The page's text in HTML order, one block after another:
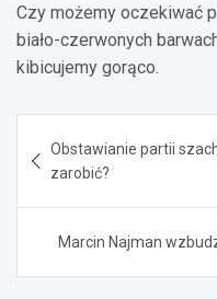
Czy możemy oczekiwać
biało-czerwonych
kibicujemy gorąco.
wpisu
Obstawianie partii
zarobić?
Marcin Najman